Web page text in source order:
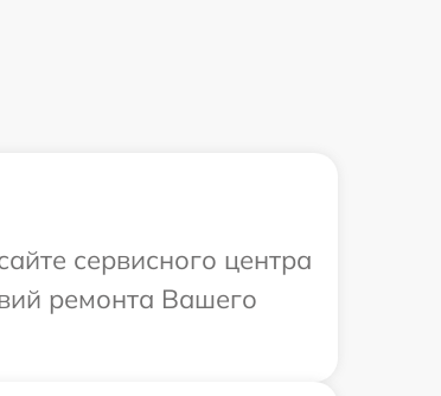
сервисного центра
ремонта Вашего